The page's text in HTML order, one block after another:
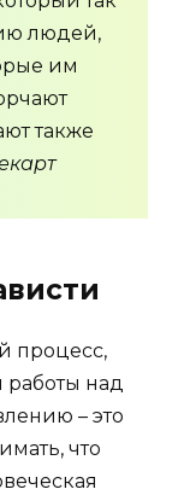
людей,
им
также
процесс,
над
– это
что